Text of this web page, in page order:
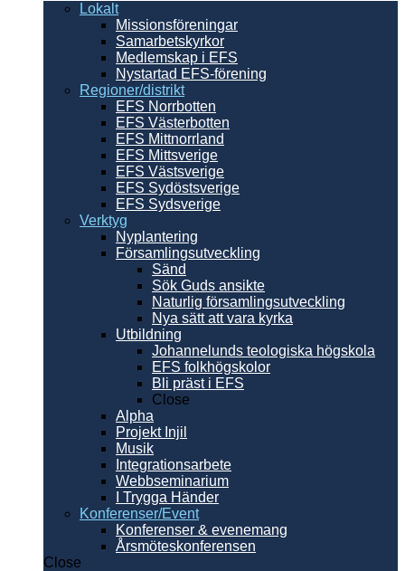
Lokalt
Missionsföreningar
Samarbetskyrkor
Medlemskap i EFS
Nystartad EFS-förening
Regioner/distrikt
EFS Norrbotten
EFS Västerbotten
EFS Mittnorrland
EFS Mittsverige
EFS Västsverige
EFS Sydöstsverige
EFS Sydsverige
Verktyg
Nyplantering
Församlingsutveckling
Sänd
Sök Guds ansikte
Naturlig församlingsutveckling
Nya sätt att vara kyrka
Utbildning
Johannelunds teologiska högskola
EFS folkhögskolor
Bli präst i EFS
Close
Alpha
Projekt Injil
Musik
Integrationsarbete
Webbseminarium
I Trygga Händer
Konferenser/Event
Konferenser & evenemang
Årsmöteskonferensen
Close